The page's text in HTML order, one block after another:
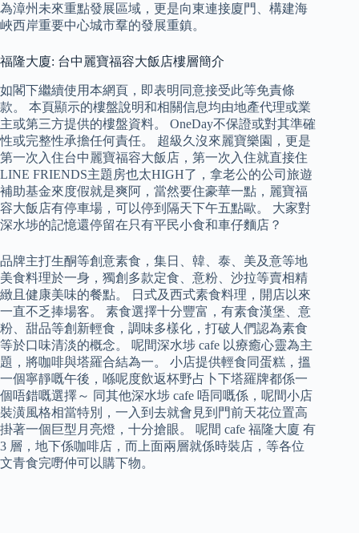
為漳州未來重點發展區域，更是向東連接廈門、構建海
峽西岸重要中心城市羣的發展重鎮。
福隆大廈: 台中麗寶福容大飯店樓層簡介
如閣下繼續使用本網頁，即表明同意接受此等免責條
款。 本頁顯示的樓盤說明和相關信息均由地產代理或業
主或第三方提供的樓盤資料。 OneDay不保證或對其準確
性或完整性承擔任何責任。 超級久沒來麗寶樂園，更是
第一次入住台中麗寶福容大飯店，第一次入住就直接住
LINE FRIENDS主題房也太HIGH了，拿老公的公司旅遊
補助基金來度假就是爽阿，當然要住豪華一點，麗寶福
容大飯店有停車場，可以停到隔天下午五點歐。 大家對
深水埗的記憶還停留在只有平民小食和車仔麵店？
品牌主打生酮等創意素食，集日、韓、泰、美及意等地
美食料理於一身，獨創多款定食、意粉、沙拉等賣相精
緻且健康美味的餐點。 日式及西式素食料理，開店以來
一直不乏捧場客。 素食選擇十分豐富，有素食漢堡、意
粉、甜品等創新輕食，調味多樣化，打破人們認為素食
等於口味清淡的概念。 呢間深水埗 cafe 以療癒心靈為主
題，將咖啡與塔羅合結為一。 小店提供輕食同蛋糕，搵
一個寧靜嘅午後，喺呢度飲返杯野占卜下塔羅牌都係一
個唔錯嘅選擇～ 同其他深水埗 cafe 唔同嘅係，呢間小店
裝潢風格相當特別，一入到去就會見到門前天花位置高
掛著一個巨型月亮燈，十分搶眼。 呢間 cafe 福隆大廈 有
3 層，地下係咖啡店，而上面兩層就係時裝店，等各位
文青食完嘢仲可以購下物。